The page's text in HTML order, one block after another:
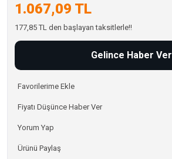
1.067,09 TL
177,85 TL den başlayan taksitlerle!!
Gelince Haber Ver
Fiyatı Düşünce Haber Ver
Yorum Yap
Ürünü Paylaş